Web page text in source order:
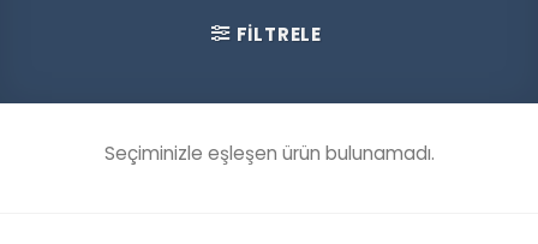
FILTRELE
Seçiminizle eşleşen ürün bulunamadı.